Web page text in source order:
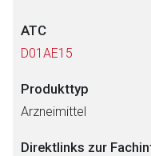
ATC
D01AE15
Produkttyp
Arzneimittel
Direktlinks zur